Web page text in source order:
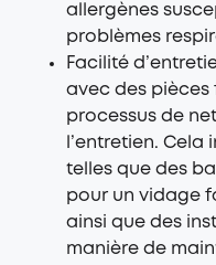
allergènes
problèmes
Facilité
avec des pièces
processus de
l’entretien.
telles que des
pour un vidage
ainsi que des
manière de